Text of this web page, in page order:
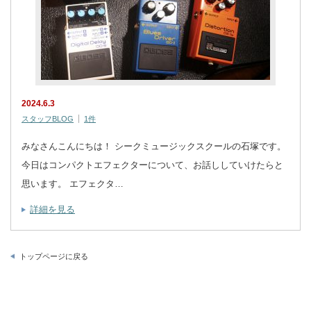
2024.6.3
スタッフBLOG 1件
みなさんこんにちは！ シークミュージックスクールの石塚です。
今日はコンパクトエフェクターについて、お話ししていけたらと
思います。 エフェクタ…
詳細を見る
トップページに戻る